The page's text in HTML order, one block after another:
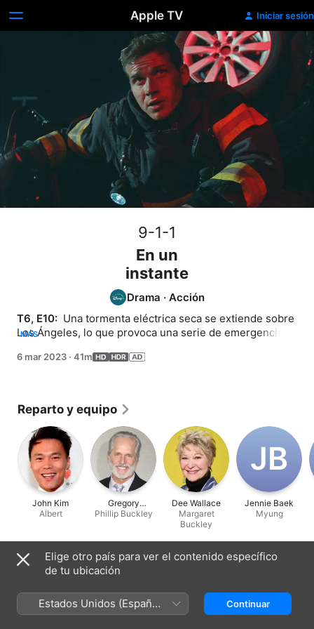
Apple TV Iniciar sesión
9-1-1
En un
instante
Drama · Acción
T6, E10: Una tormenta eléctrica seca se extiende sobre
Los Ángeles, lo que provoca una serie de emergencias
cuerda floja. Athena y May se infiltran en el centro de
teme que sus padres la visiten a ella y a Chimney en su
casa sin terminar, mientras que Chimney recibe una
sorpresa propia de parte de Albert.
MÁS
6 mar 2023 · 41m
Reparto y equipo
John Kim
Albert
Gregory
Harrison
Phillip Buckley
Dee Wallace
Margaret
Buckley
J‌B
Jennie Baek
Myung
Ficha técnica
2023
Duración
Elige otro país para ver el contenido específico
de tu ubicación
Estados Unidos (Español
México)
Continuar